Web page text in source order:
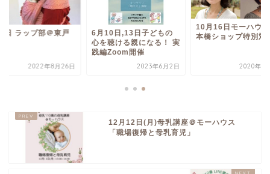
日 ラップ部＠東戸
2022年8月26日
6月10日,13日子どもの
心を聴ける親になる！ 実
践編Zoom開催
2023年6月2日
10月16日モーハウ
本橋ショップ特別対
2020年10
12月12日(月)母乳講座＠モーハウス
「職場復帰と母乳育児」